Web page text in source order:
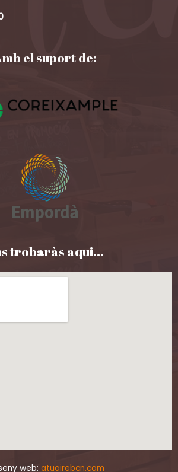
el suport de:
trobaràs aqui...
web: atuairebcn.com